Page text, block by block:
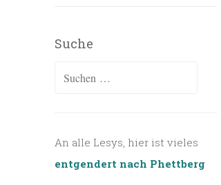
Suche
Suchen
An alle Lesys, hier ist vieles
entgendert nach Phettberg